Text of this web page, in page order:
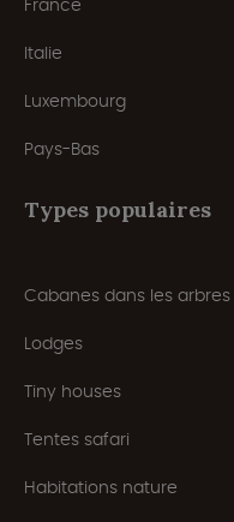
France
Italie
Luxembourg
Pays-Bas
Types populaires
Cabanes dans les arbres
Lodges
Tiny houses
Tentes safari
Habitations nature